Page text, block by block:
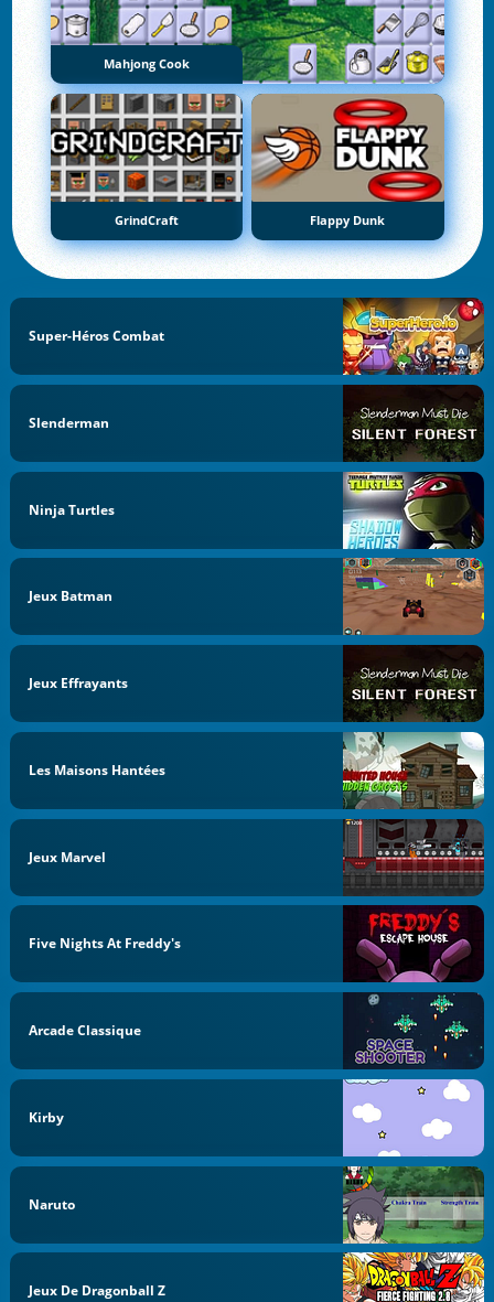
Mahjong Cook
GrindCraft Flappy Dunk
Super-Héros Combat
Slenderman
Ninja Turtles
Jeux Batman
Jeux Effrayants
Les Maisons Hantées
Jeux Marvel
Five Nights At Freddy's
Arcade Classique
Kirby
Naruto
Jeux De Dragonball Z